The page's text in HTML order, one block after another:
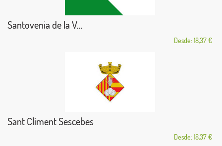
Santovenia de la V...
Desde: 18,37 €
Sant Climent Sescebes
Desde: 18,37 €